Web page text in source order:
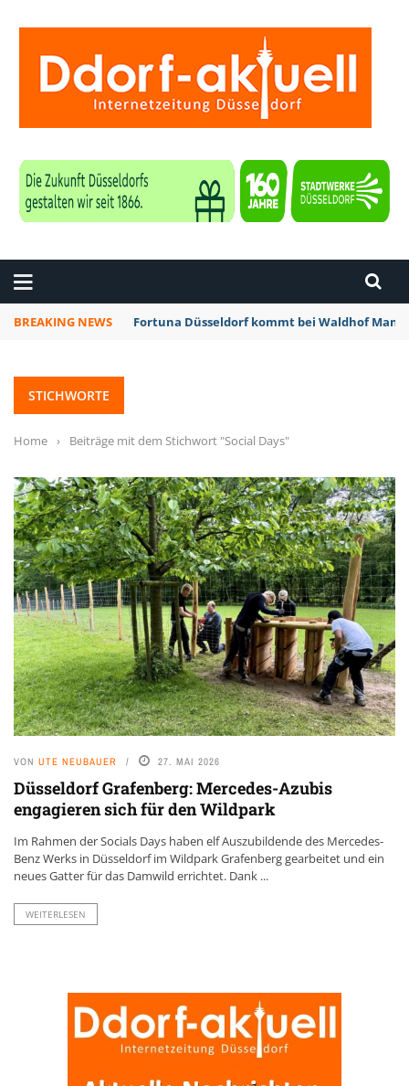
BREAKING NEWS Fortuna Düsseldorf kommt bei Waldhof
STICHWORTE
Home › Beiträge mit dem Stichwort "Social Days"
VON UTE NEUBAUER 27. MAI 2026
Düsseldorf Grafenberg: Mercedes-Azubis
engagieren sich für den Wildpark
Im Rahmen der Socials Days haben elf Auszubildende des Mercedes-
Benz Werks in Düsseldorf im Wildpark Grafenberg gearbeitet und ein
neues Gatter für das Damwild errichtet. Dank ...
WEITERLESEN